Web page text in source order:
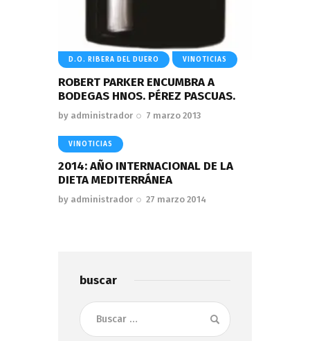
D.O. RIBERA DEL DUERO VINOTICIAS
ROBERT PARKER ENCUMBRA A
BODEGAS HNOS. PÉREZ PASCUAS.
by administrador 7 marzo 2013
VINOTICIAS
2014: AÑO INTERNACIONAL DE LA
DIETA MEDITERRÁNEA
by administrador 27 marzo 2014
buscar
Buscar: